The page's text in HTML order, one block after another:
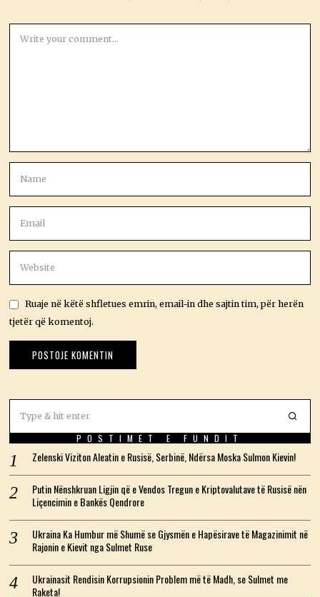
Ruaje në këtë shfletues emrin, email-in dhe sajtin tim, për herën
tjetër që komentoj.
POSTIMET E FUNDIT
Zelenski Viziton Aleatin e Rusisë, Serbinë, Ndërsa Moska Sulmon Kievin!
Putin Nënshkruan Ligjin që e Vendos Tregun e Kriptovalutave të Rusisë nën
Liçencimin e Bankës Qendrore
Ukraina Ka Humbur më Shumë se Gjysmën e Hapësirave të Magazinimit në
Rajonin e Kievit nga Sulmet Ruse
Ukrainasit Rendisin Korrupsionin Problem më të Madh, se Sulmet me
Raketa!